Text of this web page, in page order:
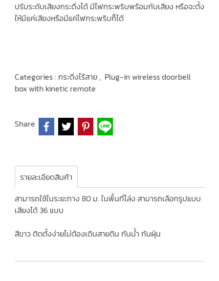
ปรับระดับเสียงกระดิ่งได้ มีไฟกระพริบพร้อมกับเสียง หรือจะตั้ง
ให้มีแค่เสียงหรือมีแค่ไฟกระพริบก็ได้
Categories : กระดิ่งไร้สาย , Plug-in wireless doorbell
box with kinetic remote
Share
รายละเอียดสินค้า
สามารถใช้ในระยะทาง 80 ม. ในพื้นที่โล่ง สามารถเลือกรูปแบบ
เสียงได้ 36 แบบ
สีขาว ติดตั้งง่ายไม่ต้องเดินสายดิน กันน้ำ กันฝุ่น